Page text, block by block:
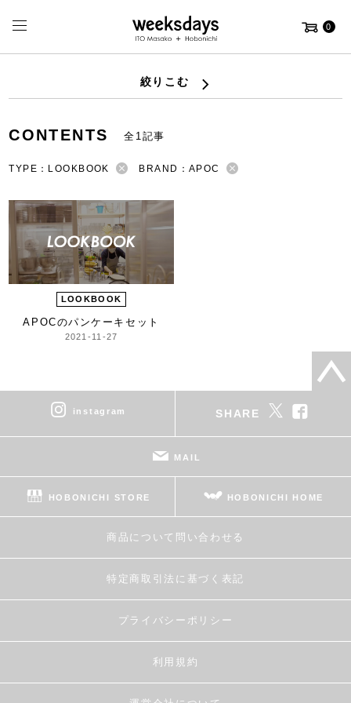
0
絞りこむ
CONTENTS 全1記事
TYPE：LOOKBOOK BRAND：APOC
LOOKBOOK
APOCのパンケーキセット
2021-11-27
instagram SHARE
MAIL
HOBONICHI STORE HOBONICHI HOME
商品について問い合わせる
特定商取引法に基づく表記
プライバシーポリシー
利用規約